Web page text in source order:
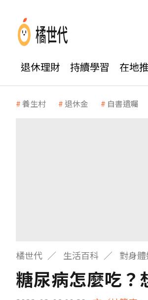
退休理財 持續學習 在地
養生村 退休金 自書遺囑
橘世代 生活百科 對身
糖尿病怎麼吃